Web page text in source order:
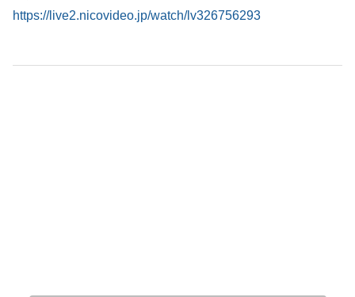
https://live2.nicovideo.jp/watch/lv326756293